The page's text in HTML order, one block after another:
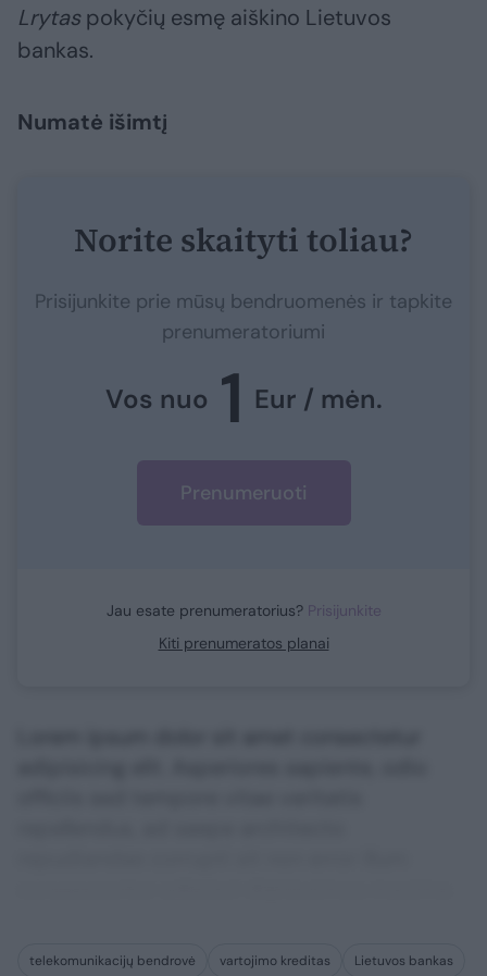
Lrytaspokyčių esmę aiškino Lietuvos
bankas.
Numatė išimtį
Norite skaityti toliau?
Prisijunkite prie mūsų bendruomenės ir tapkite
prenumeratoriumi
Vos nuo 1 Eur / mėn.
Prenumeruoti
Jau esate prenumeratorius? Prisijunkite
Kiti prenumeratos planai
telekomunikacijų bendrovė vartojimo kreditas
Lietuvos bankas